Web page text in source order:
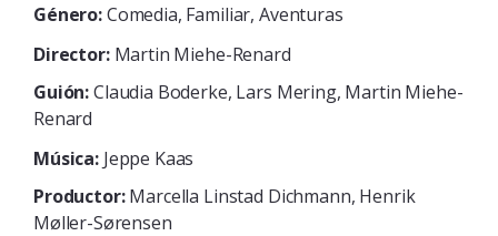
Género:Comedia, Familiar, Aventuras
Director:Martin Miehe-Renard
Guión:Claudia Boderke, Lars Mering, Martin Miehe-
Renard
Música:Jeppe Kaas
Productor:Marcella Linstad Dichmann, Henrik
Møller-Sørensen